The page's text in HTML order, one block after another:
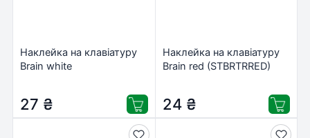
Наклейка на клавіатуру
Brain white
27 ₴
Наклейка на клавіатуру
Brain red (STBRTRRED)
24 ₴